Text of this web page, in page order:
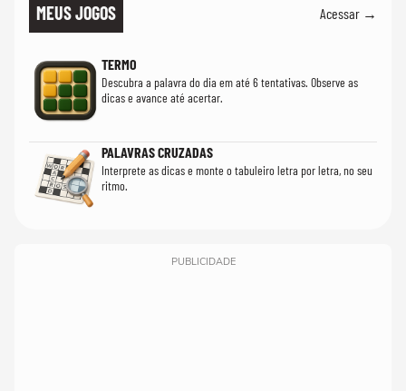
MEUS JOGOS Acessar →
TERMO
Descubra a palavra do dia em até 6 tentativas. Observe as
dicas e avance até acertar.
PALAVRAS CRUZADAS
Interprete as dicas e monte o tabuleiro letra por letra, no seu
ritmo.
PUBLICIDADE